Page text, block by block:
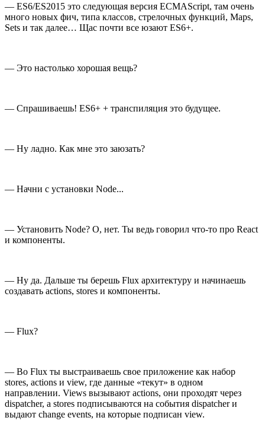
— ES6/ES2015 это следующая версия ECMAScript, там очень
много новых фич, типа классов, стрелочных функций, Maps,
Sets и так далее… Щас почти все юзают ES6+.
— Это настолько хорошая вещь?
— Спрашиваешь! ES6+ + транспиляция это будущее.
— Ну ладно. Как мне это заюзать?
— Начни с установки Node...
— Установить Node? О, нет. Ты ведь говорил что-то про React
и компоненты.
— Ну да. Дальше ты берешь Flux архитектуру и начинаешь
создавать actions, stores и компоненты.
— Flux?
— Во Flux ты выстраиваешь свое приложение как набор
stores, actions и view, где данные «текут» в одном
направлении. Views вызывают actions, они проходят через
dispatcher, а stores подписываются на события dispatcher и
выдают change events, на которые подписан view.